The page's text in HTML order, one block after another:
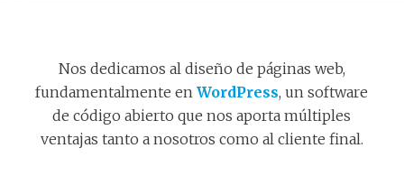
Nos dedicamos al diseño de páginas web,
fundamentalmente enWordPress, un software
de código abierto que nos aporta múltiples
ventajas tanto a nosotros como al cliente final.